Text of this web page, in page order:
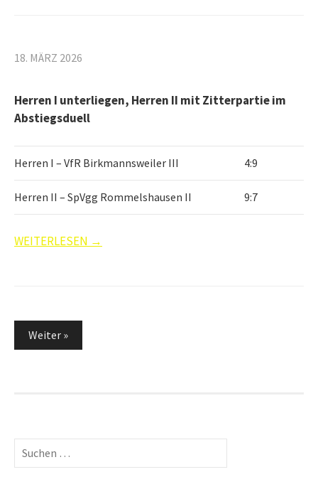
18. MÄRZ 2026
Herren I unterliegen, Herren II mit Zitterpartie im
Abstiegsduell
Herren I – VfR Birkmannsweiler III 4:9
Herren II – SpVgg Rommelshausen II 9:7
WEITERLESEN →
Seitennummerierung
der
Weiter »
Suchen
nach: